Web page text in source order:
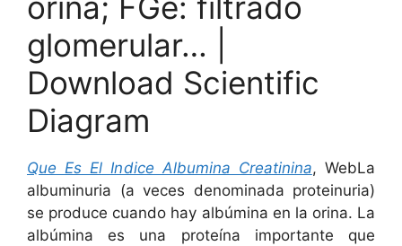
glomerular… |
Download Scientific
Diagram
Que Es El Indice Albumina Creatinina, WebLa
albuminuria (a veces denominada proteinuria)
se produce cuando hay albúmina en la orina. La
albúmina es una proteína importante que